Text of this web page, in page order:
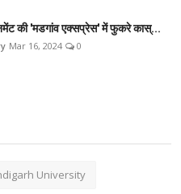
की 'मडगांव एक्सप्रेस' में फुकरे कास्...
Mar 16, 2024 0
University